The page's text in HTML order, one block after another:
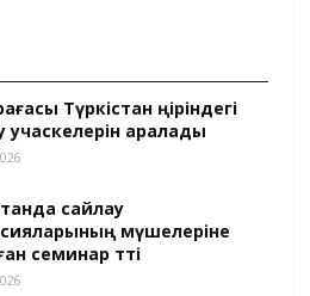
Түркістан өңіріндегі
учаскелерін аралады
сайлау
мүшелеріне
семинар өтті